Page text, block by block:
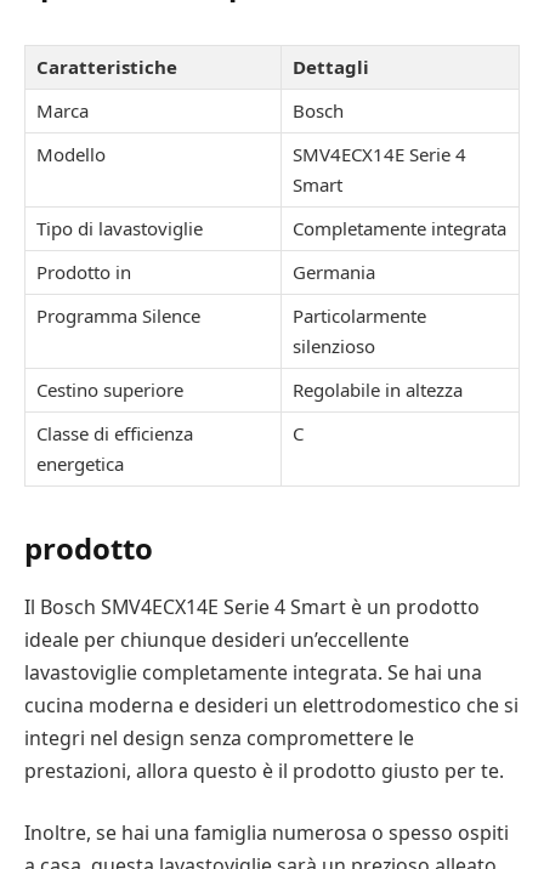
Caratteristiche
Dettagli
Marca
Bosch
Modello
SMV4ECX14E Serie 4
Smart
Tipo di lavastoviglie
Completamente integrata
Prodotto in
Germania
Programma Silence
Particolarmente
silenzioso
Cestino superiore
Regolabile in altezza
Classe di efficienza
energetica
C
prodotto
Il Bosch SMV4ECX14E Serie 4 Smart è un prodotto
ideale per chiunque desideri un’eccellente
lavastoviglie completamente integrata. Se hai una
cucina moderna e desideri un elettrodomestico che si
integri nel design senza compromettere le
prestazioni, allora questo è il prodotto giusto per te.
Inoltre, se hai una famiglia numerosa o spesso ospiti